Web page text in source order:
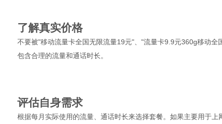
了解真实价格
不要被"移动流量卡全国无限流量19元"、"流量卡9.9元360g移动
包含合理的流量和通话时长。
评估自身需求
根据每月实际使用的流量、通话时长来选择套餐。如果主要用于